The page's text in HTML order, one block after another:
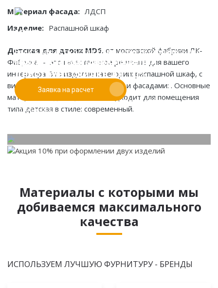
Материал фасада: ЛДСП
Изделие: Распашной шкаф
Детская для двоих MD6, от московской фабрики ЛК-
Фабрика — это качественное решение для вашего
интерьера. Это изделие категории: распашной шкаф, с
видом конструкции: встроенный, и фасадами: . Основные
материалы: лдсп. Идеально подходит для помещения
типа детская в стиле: современный.
Если у вас есть эскиз то вы можете отправить его
нам для предварительной оценки
Заявка на расчет
При заказе от двух изделий
действует скидка до 10%
Работаем только по индивидуальным проектам.
Адаптируем лучшие идеи дизайнеров под Ваши
потребности.
Материалы с которыми мы
добиваемся максимального
качества
ИСПОЛЬЗУЕМ ЛУЧШУЮ ФУРНИТУРУ - БРЕНДЫ